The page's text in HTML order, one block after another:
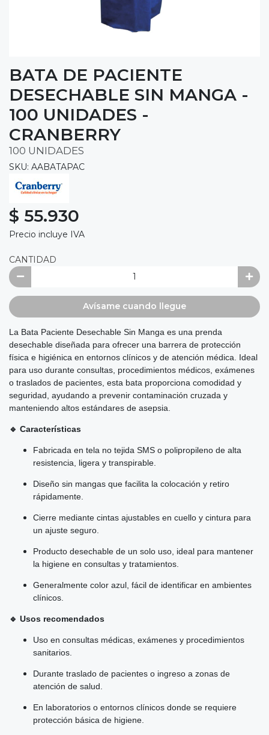
BATA DE PACIENTE
DESECHABLE SIN MANGA -
100 UNIDADES -
CRANBERRY
100 UNIDADES
SKU: AABATAPAC
$ 55.930
Precio incluye IVA
CANTIDAD
Avísame cuando llegue
La Bata Paciente Desechable Sin Manga es una prenda
desechable diseñada para ofrecer una barrera de protección
física e higiénica en entornos clínicos y de atención médica. Ideal
para uso durante consultas, procedimientos médicos, exámenes
o traslados de pacientes, esta bata proporciona comodidad y
seguridad, ayudando a prevenir contaminación cruzada y
manteniendo altos estándares de asepsia.
🔹 Características
Fabricada en tela no tejida SMS o polipropileno de alta
resistencia, ligera y transpirable.
Diseño sin mangas que facilita la colocación y retiro
rápidamente.
Cierre mediante cintas ajustables en cuello y cintura para
un ajuste seguro.
Producto desechable de un solo uso, ideal para mantener
la higiene en consultas y tratamientos.
Generalmente color azul, fácil de identificar en ambientes
clínicos.
🔹 Usos recomendados
Uso en consultas médicas, exámenes y procedimientos
sanitarios.
Durante traslado de pacientes o ingreso a zonas de
atención de salud.
En laboratorios o entornos clínicos donde se requiere
protección básica de higiene.